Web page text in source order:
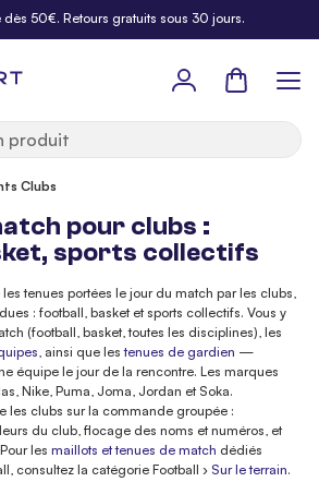
dès 50€. Retours gratuits sous 30 jours.
Panier
Clubs
pour clubs :
sports collectifs
tenues portées le jour du match par les clubs,
: football, basket et sports collectifs. Vous y
(football, basket, toutes les disciplines), les
, ainsi que lestenues de gardien —
équipe le jour de la rencontre. Les marques
Nike, Puma, Joma, Jordan et Soka.
les clubs sur la commande groupée :
du club, flocage des noms et numéros, et
les maillots et tenues de match dédiés
consultez la catégorie Football › Sur le terrain.